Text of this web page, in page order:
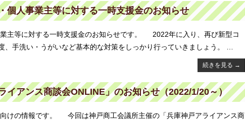
個人事業主等に対する一時支援金のお知らせ
主等に対する一時支援金のお知らせです。 2022年に入り、再び新型コ
、手洗い・うがいなど基本的な対策をしっかり行っていきましょう。 …
続きを見る →
イアンス商談会ONLINE」のお知らせ（2022/1/20～）
けの情報です。 今回は神戸商工会議所主催の「兵庫神戸アライアンス商